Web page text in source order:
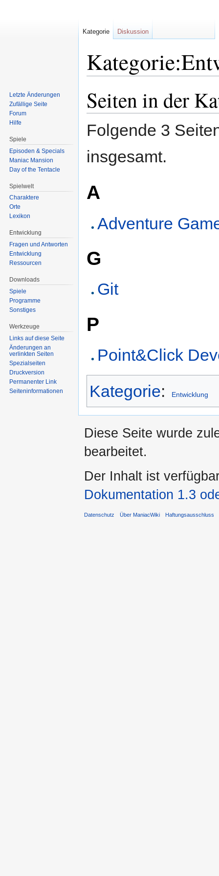
Navigation
springen
Suche
springen
Seiten in der
Folgende 3
insgesamt.
A
Adventure
G
Git
P
Point&Click
Kategorie: Entwicklung
Kategorie Diskussion
Letzte Änderungen
Zufällige Seite
Forum
Hilfe
Spiele
Episoden & Specials
Maniac Mansion
Day of the Tentacle
Spielwelt
Charaktere
Orte
Lexikon
Entwicklung
Fragen und Antworten
Entwicklung
Ressourcen
Downloads
Spiele
Programme
Sonstiges
Werkzeuge
Links auf diese Seite
Änderungen an
verlinkten Seiten
Spezialseiten
Druckversion
Permanenter Link
Seiten­informationen
Diese Seite wurde
bearbeitet.
Der Inhalt ist
Dokumentation 1.3
Datenschutz Über ManiacWiki Haftungsausschluss